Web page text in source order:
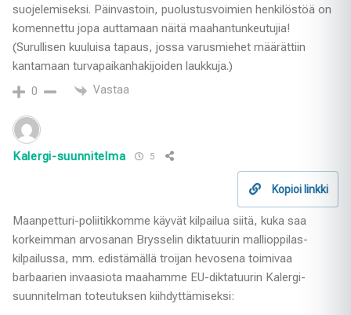
suojelemiseksi. Päinvastoin, puolustusvoimien henkilöstöä on
komennettu jopa auttamaan näitä maahantunkeutujia!
(Surullisen kuuluisa tapaus, jossa varusmiehet määrättiin
kantamaan turvapaikanhakijoiden laukkuja.)
0 Vastaa
Kalergi-suunnitelma 5
Kopioi linkki
Maanpetturi-poliitikkomme käyvät kilpailua siitä, kuka saa
korkeimman arvosanan Brysselin diktatuurin mallioppilas-
kilpailussa, mm. edistämällä troijan hevosena toimivaa
barbaarien invaasiota maahamme EU-diktatuurin Kalergi-
suunnitelman toteutuksen kiihdyttämiseksi: